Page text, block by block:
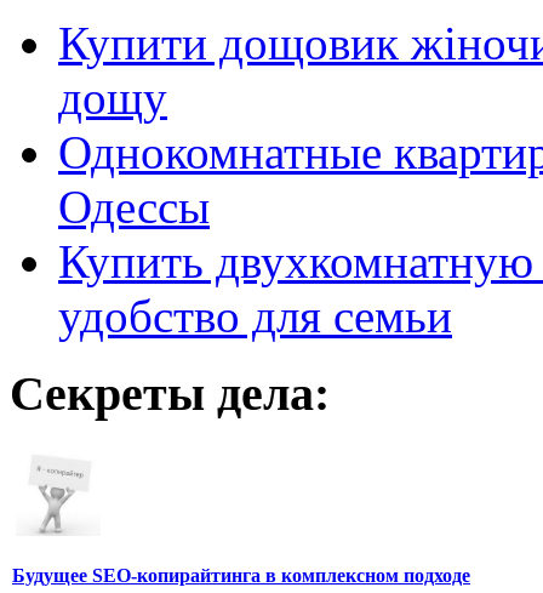
Купити дощовик
дощу
Однокомнатные
Одессы
Купить
удобство для семьи
Секреты дела:
Будущее SEO-копирайтинга в комплексном подходе